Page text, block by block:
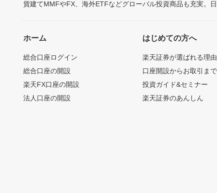
貨建てMMFやFX、海外ETFなどグローバル投資商品も充実。
ホーム
総合口座ログイン
総合口座の開設
楽天FX口座の開設
法人口座の開設
はじめての方へ
楽天証券が選ばれる理由
口座開設からお取引ま
投資ガイド&セミナー
楽天証券のあんしん